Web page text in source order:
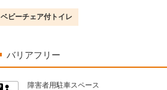
ベビーチェア付トイレ
バリアフリー
障害者用駐車スペース